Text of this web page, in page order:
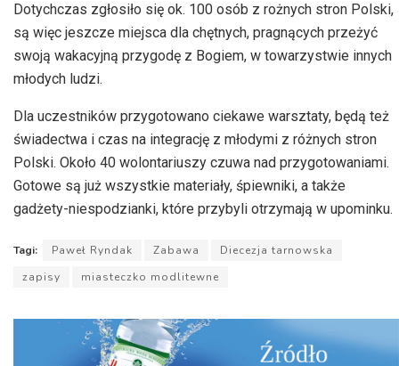
Dotychczas zgłosiło się ok. 100 osób z rożnych stron Polski,
są więc jeszcze miejsca dla chętnych, pragnących przeżyć
swoją wakacyjną przygodę z Bogiem, w towarzystwie innych
młodych ludzi.
Dla uczestników przygotowano ciekawe warsztaty, będą też
świadectwa i czas na integrację z młodymi z różnych stron
Polski. Około 40 wolontariuszy czuwa nad przygotowaniami.
Gotowe są już wszystkie materiały, śpiewniki, a także
gadżety-niespodzianki, które przybyli otrzymają w upominku.
Tagi: Paweł Ryndak Zabawa
Diecezja tarnowska
zapisy
miasteczko modlitewne